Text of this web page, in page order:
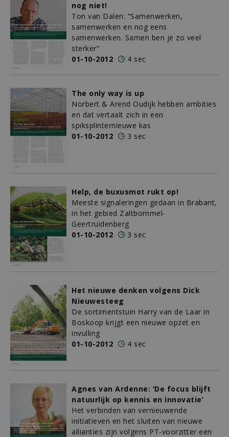
nog niet!
Ton van Dalen: “Samenwerken,
samenwerken en nog eens
samenwerken. Samen ben je zo veel
sterker”
01-10-2012
4 sec
The only way is up
Norbert & Arend Oudijk hebben ambities
en dat vertaalt zich in een
spiksplinternieuwe kas
01-10-2012
3 sec
Help, de buxusmot rukt op!
Meeste signaleringen gedaan in Brabant,
in het gebied Zaltbommel-
Geertruidenberg
01-10-2012
3 sec
Het nieuwe denken volgens Dick
Nieuwesteeg
De sortimentstuin Harry van de Laar in
Boskoop krijgt een nieuwe opzet en
invulling
01-10-2012
4 sec
Agnes van Ardenne: ‘De focus blijft
natuurlijk op kennis en innovatie’
Het verbinden van vernieuwende
initiatieven en het sluiten van nieuwe
allianties zijn volgens PT-voorzitter een